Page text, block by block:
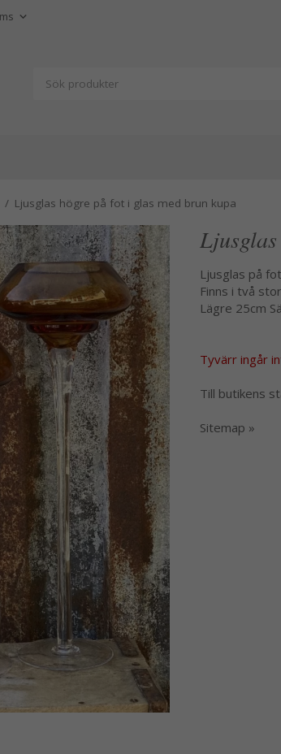
/ Ljusglas högre på fot i glas med brun kupa
Ljusglas på
Finns i två
Lägre 25cm
Tyvärr ingår
Till butikens
Sitemap »